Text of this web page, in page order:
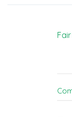
van de topics die
voor verdere